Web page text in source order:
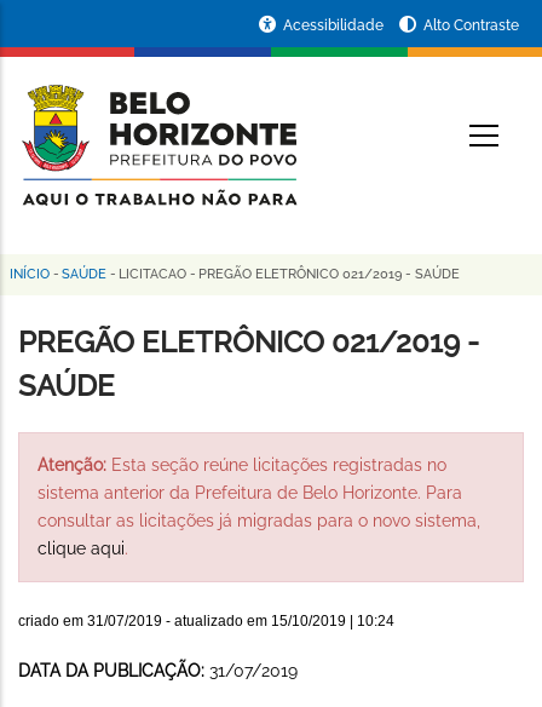
conteúdo
principal
da
Prefeitura
de
Horizonte
Acessibilidade Alto Contraste
Trilha
de
navegação
INÍCIO - SAÚDE - LICITACAO - PREGÃO ELETRÔNICO 021/2019 - SAÚDE
PREGÃO ELETRÔNICO 021/2019 -
SAÚDE
Atenção: Esta seção reúne licitações registradas no
sistema anterior da Prefeitura de Belo Horizonte. Para
consultar as licitações já migradas para o novo sistema,
clique aqui.
criado em 31/07/2019 - atualizado em 15/10/2019 | 10:24
DATA DA PUBLICAÇÃO: 31/07/2019